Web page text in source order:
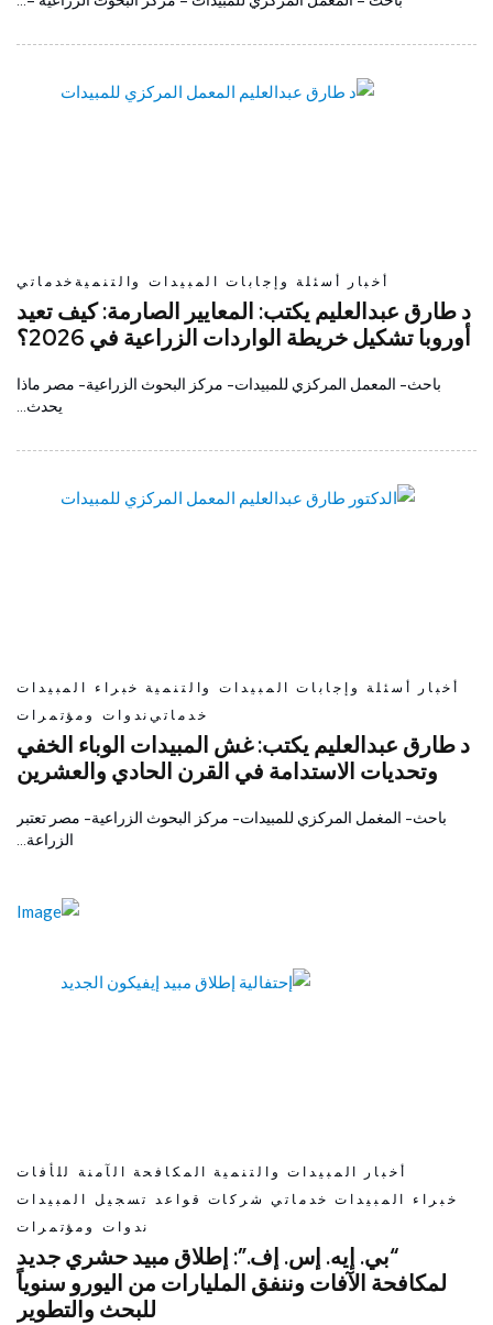
أخبار أسئلة وإجابات المبيدات والتنميةخدماتي
د طارق عبدالعليم يكتب: المعايير الصارمة: كيف تعيد
أوروبا تشكيل خريطة الواردات الزراعية في 2026؟
باحث- المعمل المركزي للمبيدات- مركز البحوث الزراعية- مصر ماذا
يحدث…
أخبار أسئلة وإجابات المبيدات والتنمية خبراء المبيدات
خدماتيندوات ومؤتمرات
د طارق عبدالعليم يكتب: غش المبيدات الوباء الخفي
وتحديات الاستدامة في القرن الحادي والعشرين
باحث- المغمل المركزي للمبيدات- مركز البحوث الزراعية- مصر تعتبر
الزراعة…
أخبار المبيدات والتنمية المكافحة الآمنة للأفات
خبراء المبيدات خدماتي شركات
قواعد تسجيل المبيدات
ندوات ومؤتمرات
“بي. إيه. إس. إف.”: إطلاق مبيد حشري جديد
لمكافحة الآفات وننفق المليارات من اليورو سنوياً
للبحث والتطوير